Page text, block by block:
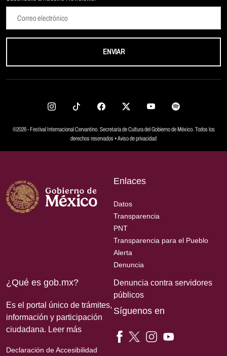
ENVIAR
©2026 - Festival Internacional Cervantino. Secretaría de Cultura del Gobierno de México. Todos los
derechos reservados •Aviso de privacidad
Enlaces
Datos
Transparencia
PNT
Transparencia para el Pueblo
Alerta
Denuncia
¿Qué es gob.mx?
Es el portal único de trámites,
información y participación
ciudadana. Leer más
Declaración de Accesibilidad
Denuncia contra servidores
públicos
Síguenos en